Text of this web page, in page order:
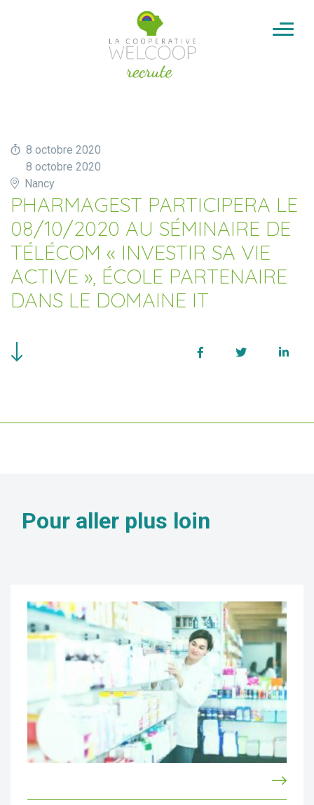
8 octobre 2020
8 octobre 2020
Nancy
PHARMAGEST PARTICIPERA LE
08/10/2020 AU SÉMINAIRE DE
TÉLÉCOM « INVESTIR SA VIE
ACTIVE », ÉCOLE PARTENAIRE
DANS LE DOMAINE IT
FacebookTwitter
Pour aller plus loin